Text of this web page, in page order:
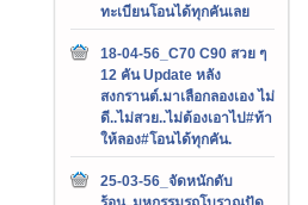
ทะเบียนโอนได้ทุกคันเลย
18-04-56_C70 C90 สวย ๆ
12 คัน Update หลัง
สงกรานต์.มาเลือกลองเอง ไม่
ดี..ไม่สวย..ไม่ต้องเอาไป#ท้า
ให้ลอง#โอนได้ทุกคัน.
25-03-56_จัดหนักดับ